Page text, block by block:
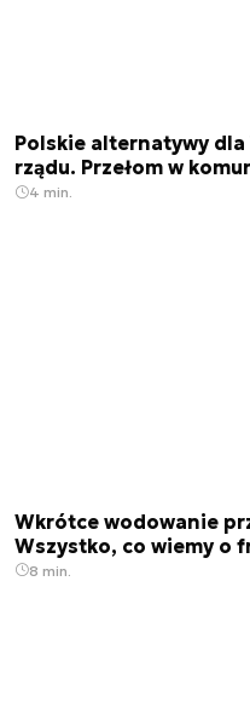
Polskie alternatywy
rządu. Przełom w
4 min.
Wkrótce wodowanie
Wszystko, co wiemy o
8 min.